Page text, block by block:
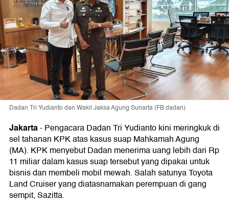
Dadan Tri Yudianto dan Wakil Jaksa Agung Sunarta (FB dadan)
Jakarta-Pengacara Dadan Tri Yudianto kini meringkuk di
sel tahanan KPK atas kasus suap Mahkamah Agung
(MA). KPK menyebut Dadan menerima uang lebih dari Rp
11 miliar dalam kasus suap tersebut yang dipakai untuk
bisnis dan membeli mobil mewah. Salah satunya Toyota
Land Cruiser yang diatasnamakan perempuan di gang
sempit, Sazitta.